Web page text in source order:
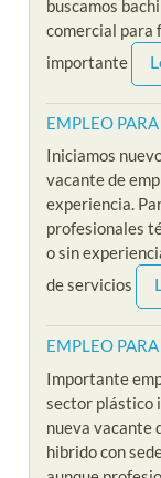
buscamos
comercial para
importante
EMPLEO
Iniciamos
vacante de
experiencia.
profesionales
o sin
de servicios
EMPLEO
Importante
sector plástico
nueva vacante
hibrido con